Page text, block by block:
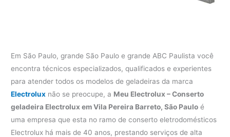
Em São Paulo, grande São Paulo e grande ABC Paulista você
encontra técnicos especializados, qualificados e experientes
para atender todos os modelos de geladeiras da marca
Electrolux não se preocupe, a Meu Electrolux – Conserto
geladeira Electrolux em Vila Pereira Barreto, São Paulo é
uma empresa que esta no ramo de conserto eletrodomésticos
Electrolux há mais de 40 anos, prestando serviços de alta